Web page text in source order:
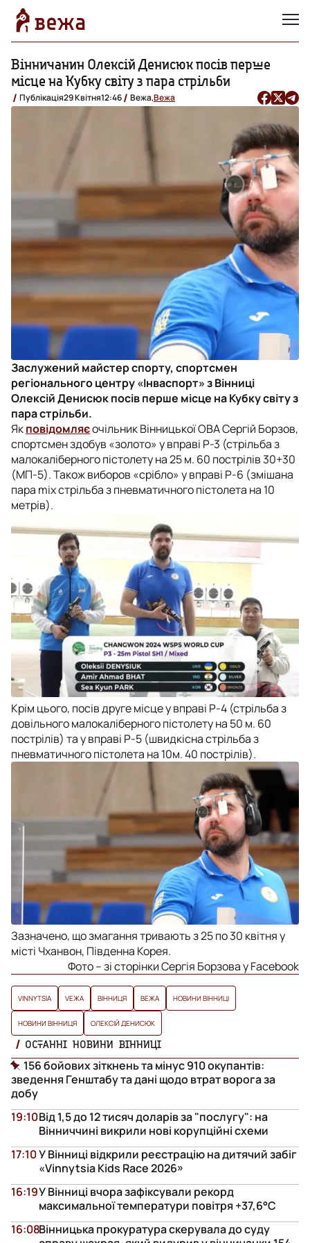
Вінничанин Олексій Денисюк посів перше
місце на Кубку світу з пара стрільби
Публікація29 Квітня12:46 Вежа,Вежа
Заслужений майстер спорту, спортсмен
регіонального центру «Інваспорт» з Вінниці
Олексій Денисюк посів перше місце на Кубку світу з
пара стрільби.
Якповідомляєочільник Вінницької ОВА Сергій Борзов,
спортсмен здобув «золото» у вправі Р-3 (стрільба з
малокаліберного пістолету на 25 м. 60 пострілів 30+30
(МП-5). Також виборов «срібло» у вправі Р-6 (змішана
пара mix стрільба з пневматичного пістолета на 10
метрів).
Крім цього, посів друге місце у вправі Р-4 (стрільба з
довільного малокаліберного пістолету на 50 м. 60
пострілів) та у вправі Р-5 (швидкісна стрільба з
пневматичного пістолета на 10м. 40 пострілів).
Зазначено, що змагання тривають з 25 по 30 квітня у
місті Чханвон, Південна Корея.
Фото – зі сторінки Сергія Борзова у Facebook
VINNYTSIA VЕЖА ВІННИЦЯ ВЕЖА НОВИНИ ВІННИЦІ
НОВИНИ ВІННИЦЯ ОЛЕКСІЙ ДЕНИСЮК
ОСТАННІ НОВИНИ ВІННИЦІ
156 бойових зіткнень та мінус 910 окупантів:
зведення Генштабу та дані щодо втрат ворога за
добу
Від 1,5 до 12 тисяч доларів за "послугу": на
Вінниччині викрили нові корупційні схеми
19:10
У Вінниці відкрили реєстрацію на дитячий забіг
«Vinnytsia Kids Race 2026»
17:10
У Вінниці вчора зафіксували рекорд
максимальної температури повітря +37,6°С
16:19
Вінницька прокуратура скерувала до суду
16:08